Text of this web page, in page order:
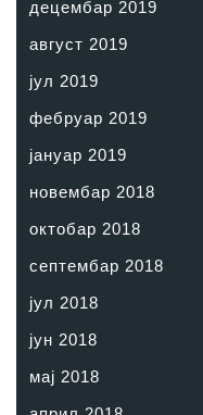
децембар 2019
август 2019
јул 2019
фебруар 2019
јануар 2019
новембар 2018
октобар 2018
септембар 2018
јул 2018
јун 2018
мај 2018